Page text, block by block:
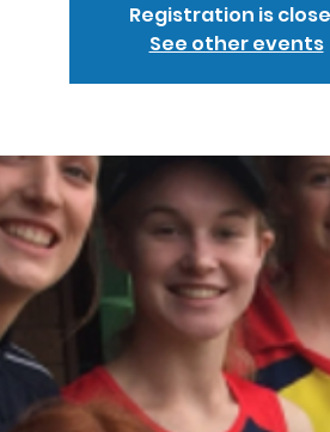
Registration is
See other events